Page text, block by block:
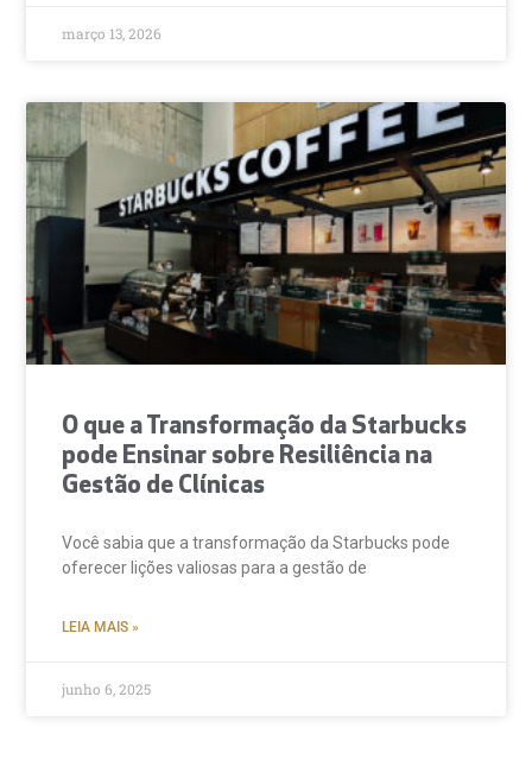
março 13, 2026
O que a Transformação da Starbucks
pode Ensinar sobre Resiliência na
Gestão de Clínicas
Você sabia que a transformação da Starbucks pode
oferecer lições valiosas para a gestão de
LEIA MAIS »
junho 6, 2025